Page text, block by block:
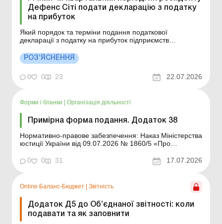
Дефенс Сіті подати декларацію з податку
на прибуток
Який порядок та терміни подання податкової
декларації з податку на прибуток підприємств
якого звільняється/не звільняється від оподаткування,
та який до набуття такого статусу слід застосовувати
базовий звітний період – квартальний або...
РОЗ’ЯСНЕННЯ
0 0 23 22.07.2026
Форми і бланки Організація діяльності
Примірна форма подання. Додаток 38
Нормативно-правове забезпечення: Наказ Міністерства
юстиції України від 09.07.2026 № 1860/5 «Про
форм типових документів, що створюються під час
0 0 31 17.07.2026
Online Баланс-Бюджет | Звітність
Додаток Д5 до Об’єднаної звітності: коли
подавати та як заповнити